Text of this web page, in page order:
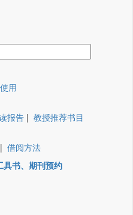
用
报告 | 教授推荐书目
| 借阅方法
具书、期刊预约